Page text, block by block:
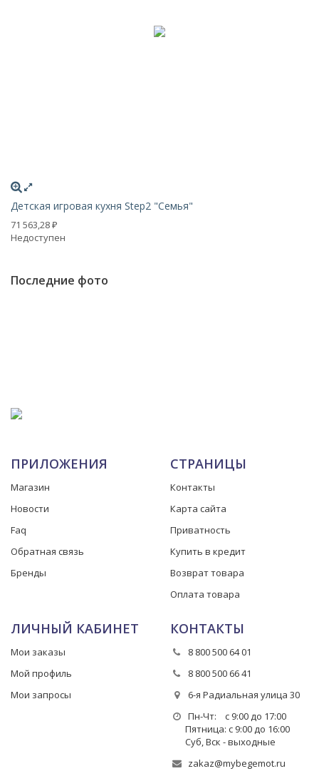
Детская игровая кухня Step2 "Семья"
71 563,28 ₽
Недоступен
Последние фото
ПРИЛОЖЕНИЯ
Магазин
Новости
Faq
Обратная связь
Бренды
СТРАНИЦЫ
Контакты
Карта сайта
Приватность
Купить в кредит
Возврат товара
Оплата товара
ЛИЧНЫЙ КАБИНЕТ
Мои заказы
Мой профиль
Мои запросы
КОНТАКТЫ
8 800 500 64 01
8 800 500 66 41
6-я Радиальная улица 30
Пн-Чт: с 9:00 до 17:00
Пятница: с 9:00 до 16:00
Суб, Вск - выходные
zakaz@mybegemot.ru